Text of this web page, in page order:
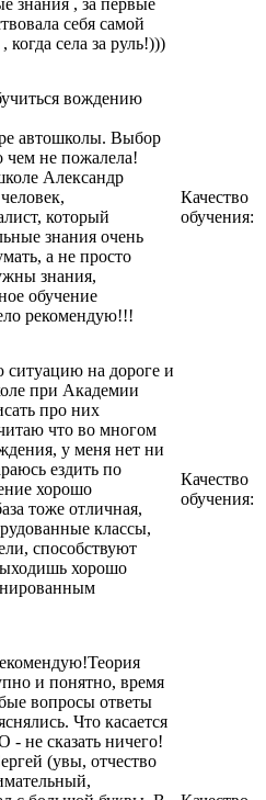
знания , за первые
себя самой
села за руль!)))
вождению
автошколы. Выбор
не пожалела!
Александр
который
знания очень
а не просто
знания,
обучение
рекомендую!!!
Качество
обучения:
ситуацию на дороге и
при Академии
про них
что во многом
у меня нет ни
ездить по
хорошо
тоже отличная,
классы,
способствуют
хорошо
Качество
обучения:
и понятно, время
вопросы ответы
Что касается
не сказать ничего!
(увы, отчество